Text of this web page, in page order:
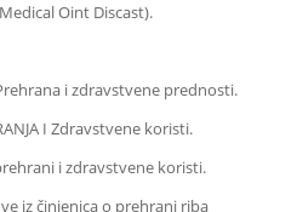
Oint Discast).
i zdravstvene prednosti.
I Zdravstvene koristi.
i zdravstvene koristi.
iz činjenica o prehrani riba